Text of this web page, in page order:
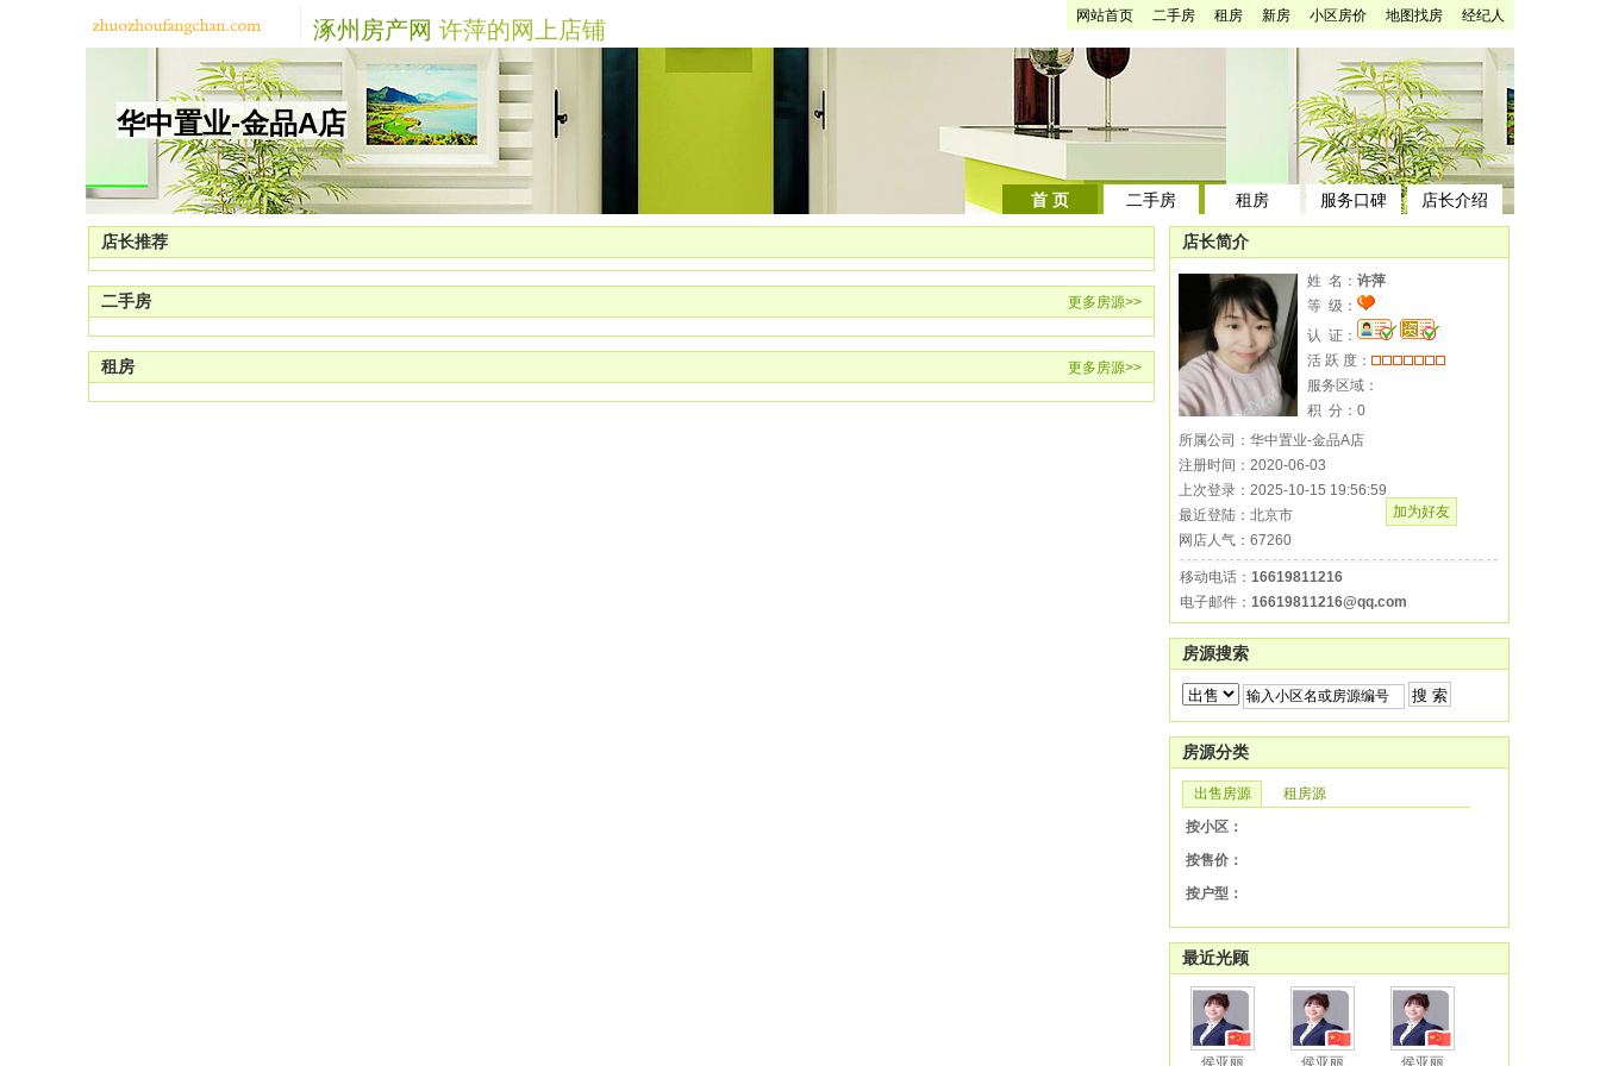
涿州房产网 许萍的网上店铺
网站首页 二手房 租房 新房 小区房价 地图找房 经纪人
华中置业-金品A店
首 页 二手房 租房 服务口碑 店长介绍
店长推荐
二手房 更多房源>>
租房 更多房源>>
店长简介
姓 名： 许萍
等 级：
认 证：
活 跃 度：
服务区域：
积 分： 0
加为好友
所属公司：华中置业-金品A店
注册时间：2020-06-03
上次登录：2025-10-15 19:56:59
最近登陆：北京市
网店人气：67260
移动电话：16619811216
电子邮件：16619811216@qq.com
房源搜索
房源分类
出售房源
租房源
按小区：
按售价：
按户型：
最近光顾
侯亚丽 侯亚丽 侯亚丽